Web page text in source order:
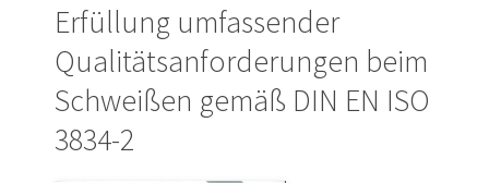
Erfüllung umfassender
Qualitätsanforderungen beim
Schweißen gemäß DIN EN ISO
3834-2